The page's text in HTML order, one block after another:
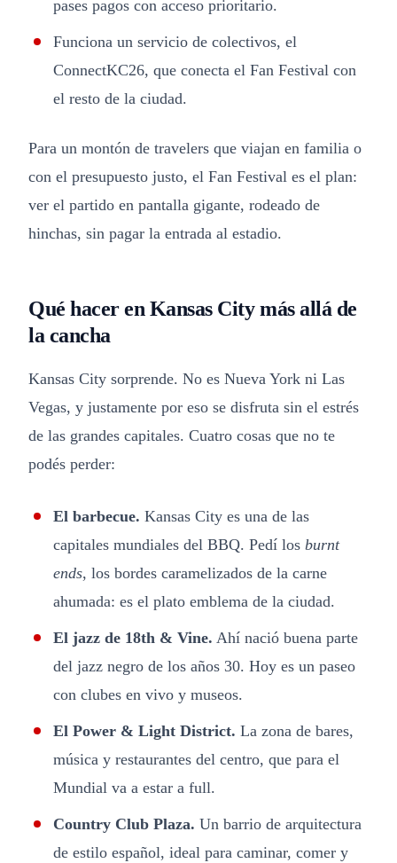
pases pagos con acceso prioritario.
Funciona un servicio de colectivos, el
ConnectKC26, que conecta el Fan Festival con
el resto de la ciudad.
Para un montón de travelers que viajan en familia o
con el presupuesto justo, el Fan Festival es el plan:
ver el partido en pantalla gigante, rodeado de
hinchas, sin pagar la entrada al estadio.
Qué hacer en Kansas City más allá de
la cancha
Kansas City sorprende. No es Nueva York ni Las
Vegas, y justamente por eso se disfruta sin el estrés
de las grandes capitales. Cuatro cosas que no te
podés perder:
El barbecue. Kansas City es una de las
capitales mundiales del BBQ. Pedí los burnt
ends, los bordes caramelizados de la carne
ahumada: es el plato emblema de la ciudad.
El jazz de 18th & Vine. Ahí nació buena parte
del jazz negro de los años 30. Hoy es un paseo
con clubes en vivo y museos.
El Power & Light District. La zona de bares,
música y restaurantes del centro, que para el
Mundial va a estar a full.
Country Club Plaza. Un barrio de arquitectura
de estilo español, ideal para caminar, comer y